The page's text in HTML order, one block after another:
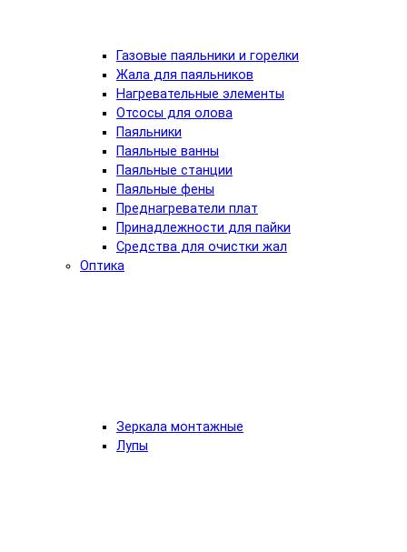
Газовые паяльники и горелки
Жала для паяльников
Нагревательные элементы
Отсосы для олова
Паяльники
Паяльные ванны
Паяльные станции
Паяльные фены
Преднагреватели плат
Принадлежности для пайки
Средства для очистки жал
Оптика
Зеркала монтажные
Лупы